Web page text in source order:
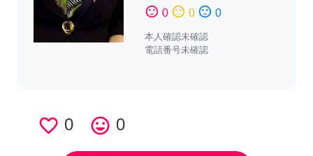
sentiment_satisfied 0 sentiment_neutral 0 sentiment_dissatisfied 0
本人確認未確認
電話番号未確認
favorite_border 0 tag_faces 0